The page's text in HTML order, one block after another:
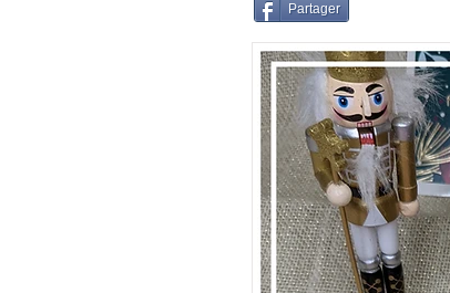
Partager